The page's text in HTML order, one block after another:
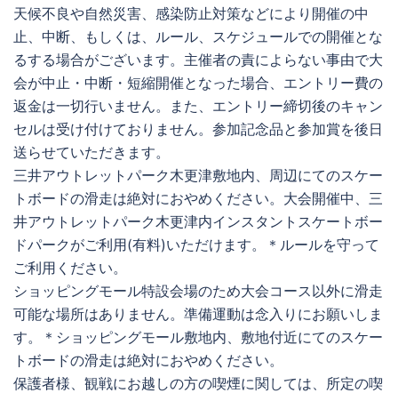
天候不良や自然災害、感染防止対策などにより開催の中
止、中断、もしくは、ルール、スケジュールでの開催とな
るする場合がございます。主催者の責によらない事由で大
会が中止・中断・短縮開催となった場合、エントリー費の
返金は一切行いません。また、エントリー締切後のキャン
セルは受け付けておりません。参加記念品と参加賞を後日
送らせていただきます。
三井アウトレットパーク木更津敷地内、周辺にてのスケー
トボードの滑走は絶対におやめください。大会開催中、三
井アウトレットパーク木更津内インスタントスケートボー
ドパークがご利用(有料)いただけます。＊ルールを守って
ご利用ください。
ショッピングモール特設会場のため大会コース以外に滑走
可能な場所はありません。準備運動は念入りにお願いしま
す。＊ショッピングモール敷地内、敷地付近にてのスケー
トボードの滑走は絶対におやめください。
保護者様、観戦にお越しの方の喫煙に関しては、所定の喫